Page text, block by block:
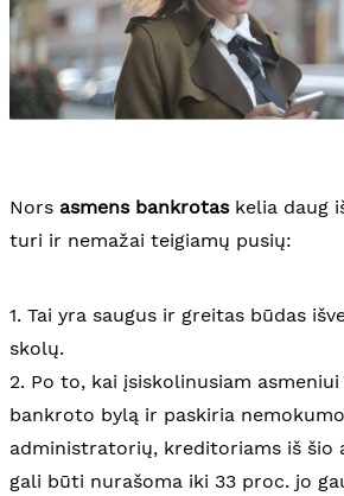
Nors asmens bankrotaskelia daug
turi ir nemažai teigiamų pusių:
1. Tai yra saugus ir greitas būdas
skolų.
2. Po to, kai įsiskolinusiam
bankroto bylą ir paskiria
administratorių, kreditoriams iš šio
gali būti nurašoma iki 33 proc. jo